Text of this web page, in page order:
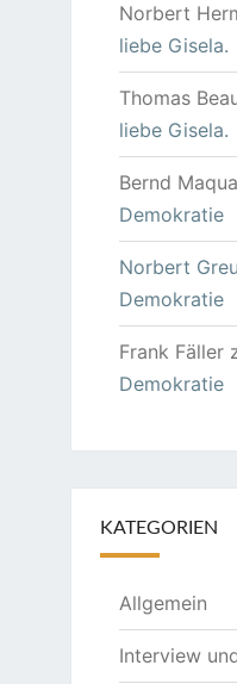
Norbert
liebe Gisela.
Thomas
liebe Gisela.
Bernd Maqua
Demokratie
Norbert
Demokratie
Frank Fäller
Demokratie
KATEGORIEN
Allgemein
Interview